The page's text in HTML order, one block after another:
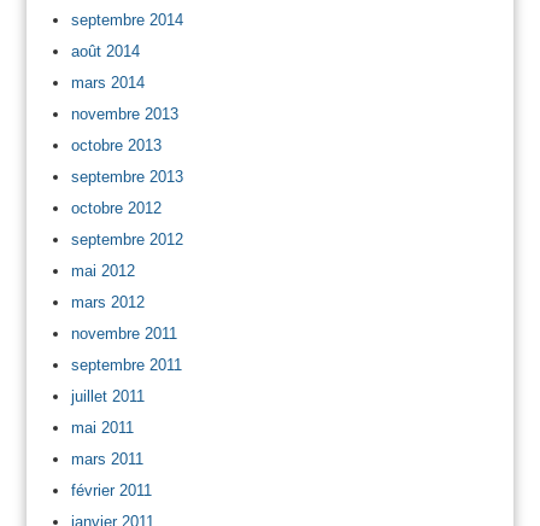
septembre 2014
août 2014
mars 2014
novembre 2013
octobre 2013
septembre 2013
octobre 2012
septembre 2012
mai 2012
mars 2012
novembre 2011
septembre 2011
juillet 2011
mai 2011
mars 2011
février 2011
janvier 2011